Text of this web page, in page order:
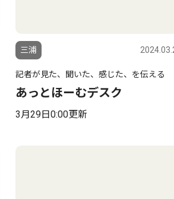
三浦
記者が見た、聞いた、感じた、を伝える
あっとほーむデスク
3月29日0:00更新